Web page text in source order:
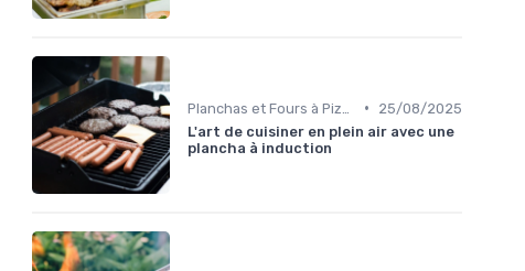
•
25/08/2025
L'art de cuisiner en plein air avec une
plancha à induction